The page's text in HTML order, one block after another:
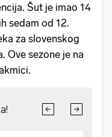
Šut je imao 14
sedam od 12.
za slovenskog
Ove sezone je na